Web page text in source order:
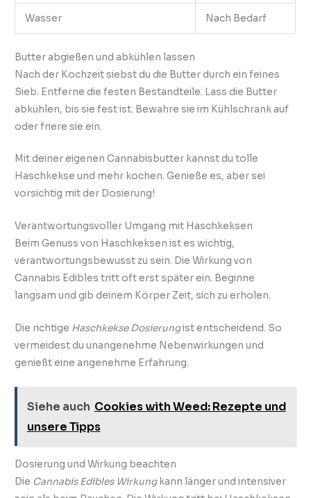
Wasser Nach Bedarf
Butter abgießen und abkühlen lassen
Nach der Kochzeit siebst du die Butter durch ein feines
Sieb. Entferne die festen Bestandteile. Lass die Butter
abkühlen, bis sie fest ist. Bewahre sie im Kühlschrank auf
oder friere sie ein.
Mit deiner eigenen Cannabisbutter kannst du tolle
Haschkekse und mehr kochen. Genieße es, aber sei
vorsichtig mit der Dosierung!
Verantwortungsvoller Umgang mit Haschkeksen
Beim Genuss von Haschkeksen ist es wichtig,
verantwortungsbewusst zu sein. Die Wirkung von
Cannabis Edibles tritt oft erst später ein. Beginne
langsam und gib deinem Körper Zeit, sich zu erholen.
Die richtige Haschkekse Dosierungist entscheidend. So
vermeidest du unangenehme Nebenwirkungen und
genießt eine angenehme Erfahrung.
Siehe auch Cookies with Weed: Rezepte und
unsere Tipps
Dosierung und Wirkung beachten
Die Cannabis Edibles Wirkungkann länger und intensiver